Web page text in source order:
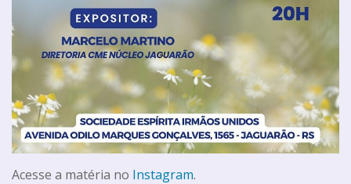
Acesse a matéria no Instagram.